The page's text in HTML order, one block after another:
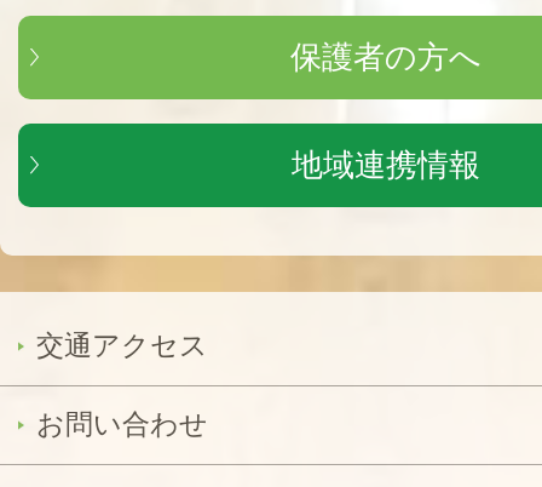
保護者の方へ
地域連携情報
交通アクセス
お問い合わせ